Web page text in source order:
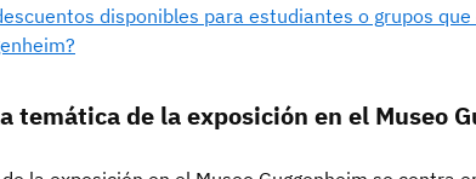
disponibles para estudiantes o grupos
temática de la exposición en el Museo